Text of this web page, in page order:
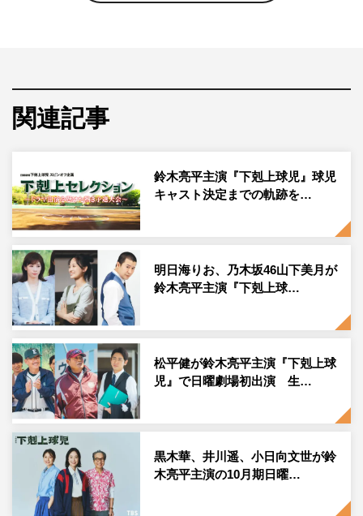
～』以来約2年ぶり、2度目の日曜劇場主演を務める。
児役キャストを決めるオーディションを実施。演技審査の
みならず、野球の実技審査もしっかりと行い、およそ半年
間に及んだ。そのオーディションの模様をU-NEXTで独占
配信する。
スタジオでオーディションの様子を見守るのは、台湾プロ
野球や北海道日本ハムファイターズで臨時コーチの経験が
年間160試合出場、140試合登板したこともあるという武
井壮。そして、甲子園常連校の大阪桐蔭高校出身で、ドラ
マでソフトボールチームの選手を演じたこともある松村沙
それぞれ野球とゆかりがある2人は、収録開始序盤から大
盛り上がり。松村が高校時代の野球部員の名前を言うと、
武井はそのときに活躍していたほかの野球部員の名前もス
関連記事
鈴木亮平主演『下剋上球児』球児
キャスト決定までの軌跡を…
明日海りお、乃木坂46山下美月が
鈴木亮平主演『下剋上球…
松平健が鈴木亮平主演『下剋上球
児』で日曜劇場初出演 生…
黒木華、井川遥、小日向文世が鈴
木亮平主演の10月期日曜…